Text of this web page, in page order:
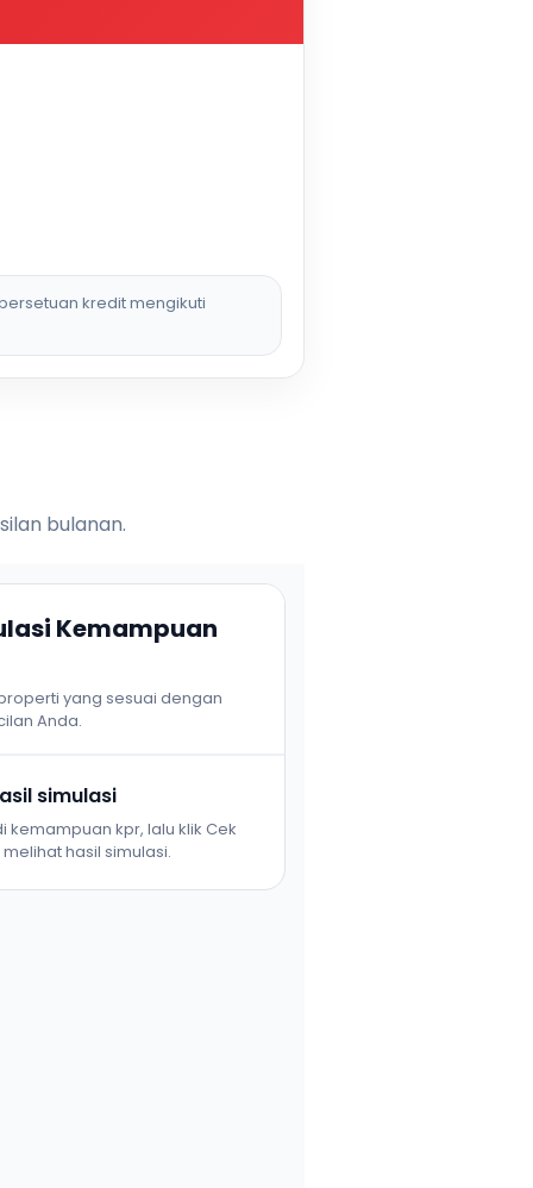
kredit mengikuti
bulanan.
Kemampuan
yang sesuai dengan
Anda.
simulasi
kemampuan kpr, lalu klik Cek
hasil simulasi.